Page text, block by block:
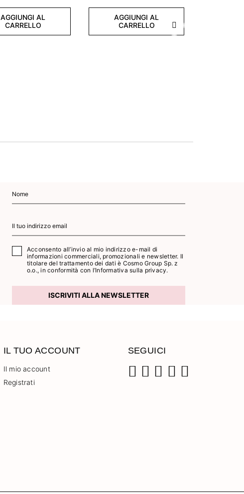
Successivo
AGGIUNGI AL
CARRELLO
AGGIUNGI AL
CARRELLO
Acconsento all’invio al mio indirizzo e-mail di
informazioni commerciali, promozionali e newsletter. Il
titolare del trattamento dei dati è Cosmo Group Sp. z
o.o., in conformità con l’Informativa sulla privacy.
ISCRIVITI ALLA NEWSLETTER
IL TUO ACCOUNT
Il mio account
Registrati
SEGUICI